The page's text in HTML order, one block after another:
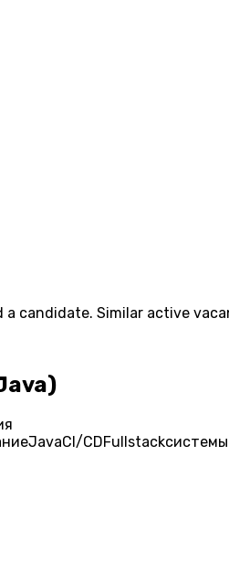
candidate. Similar active
JavaCI/CDFullstack